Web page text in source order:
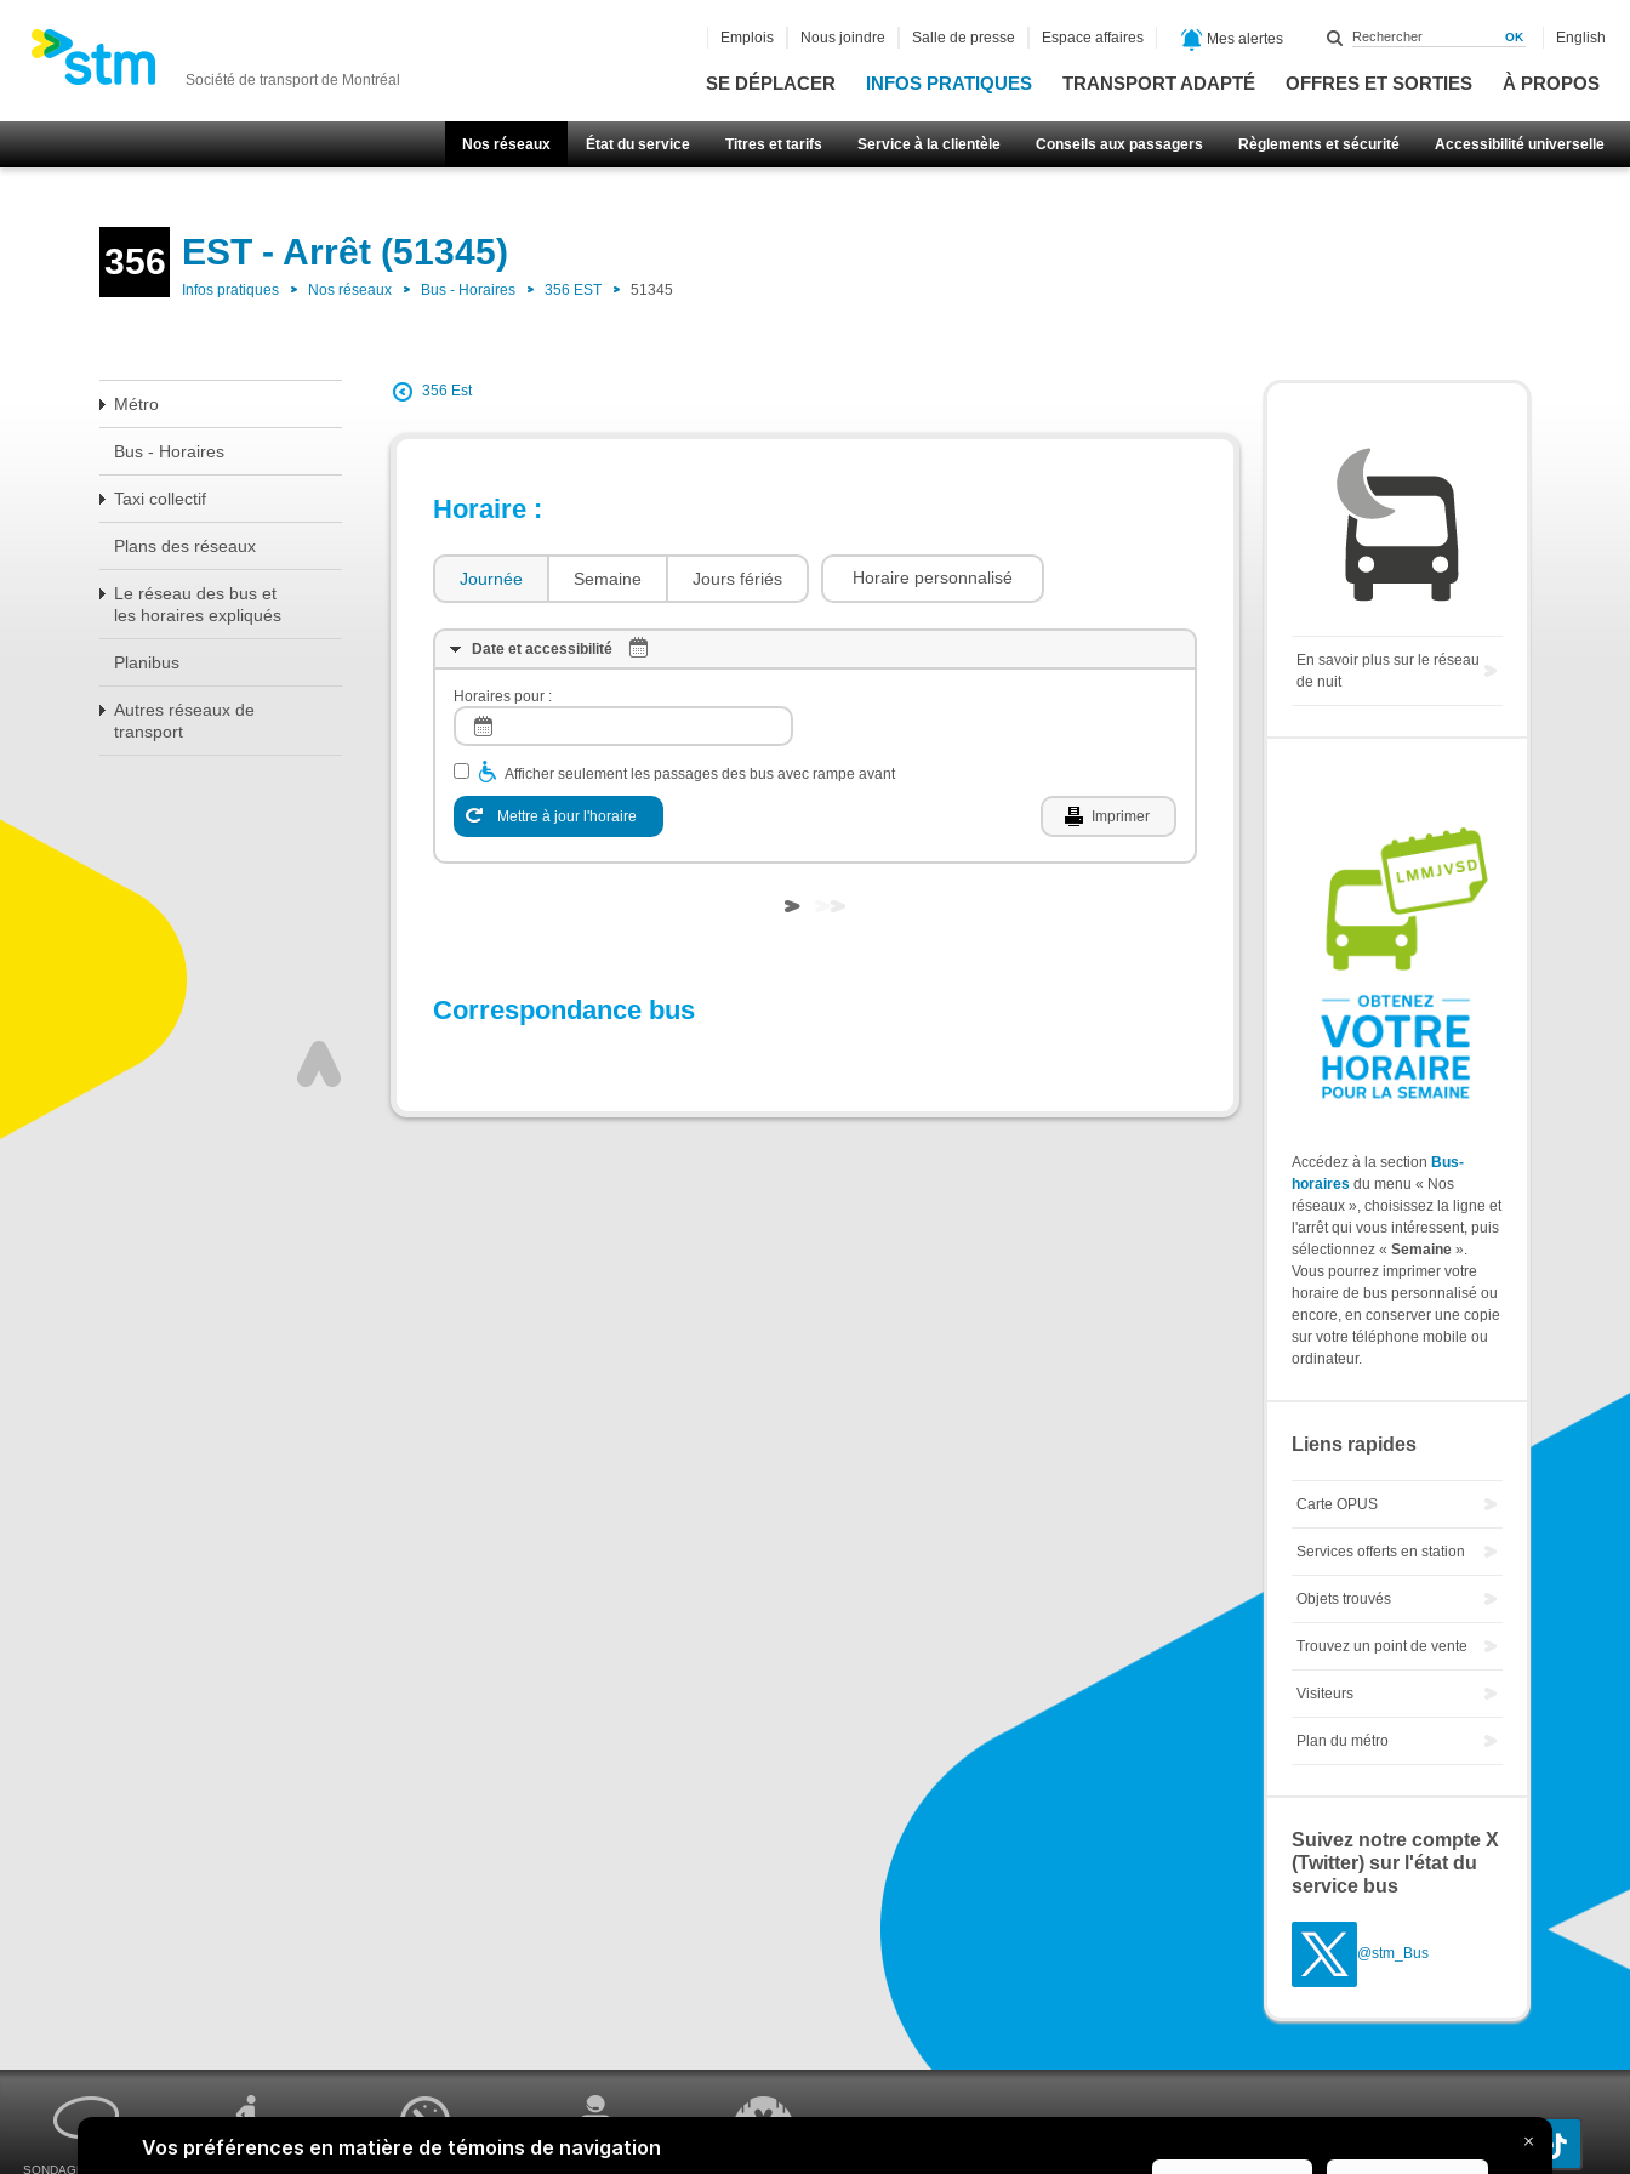
Société de transport de Montréal SE DÉPLACER INFOS PRATIQUES TRANSPORT ADAPTÉ OFFRES ET SORTIES À PROPOS
Nos réseaux État du service Titres et tarifs Service à la clientèle Conseils aux passagers Règlements et sécurité Accessibilité universelle
Emplois Nous joindre Salle de presse Espace affaires Mes alertes English
356 EST - Arrêt (51345)
Infos pratiques Nos réseaux Bus - Horaires 356 EST 51345
Métro
Bus - Horaires
Taxi collectif
Plans des réseaux
Le réseau des bus et
les horaires expliqués
Planibus
Autres réseaux de
transport
356 Est
Horaire :
Journée Semaine Jours fériés Horaire personnalisé
Date et accessibilité
Horaires pour :
Afficher seulement les passages des bus avec rampe avant
Mettre à jour l'horaire Imprimer
Correspondance bus
En savoir plus sur le réseau
de nuit
Accédez à la section Bus-
horaires du menu « Nos
réseaux », choisissez la ligne et
l'arrêt qui vous intéressent, puis
sélectionnez « Semaine ».
Vous pourrez imprimer votre
horaire de bus personnalisé ou
encore, en conserver une copie
sur votre téléphone mobile ou
ordinateur.
Liens rapides
Carte OPUS
Services offerts en station
Objets trouvés
Trouvez un point de vente
Visiteurs
Plan du métro
Suivez notre compte X
(Twitter) sur l'état du
service bus
@stm_Bus
SONDAGES MA VOIX